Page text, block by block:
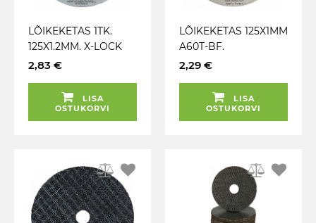
LÕIKEKETAS 1TK.
125X1.2MM. X-LOCK
(A60T) INOX MAKITA
2,83 €
LISA
OSTUKORVI
LÕIKEKETAS 125X1MM
A60T-BF.
ALUMIINIUM MAKITA
2,29 €
LISA
OSTUKORVI